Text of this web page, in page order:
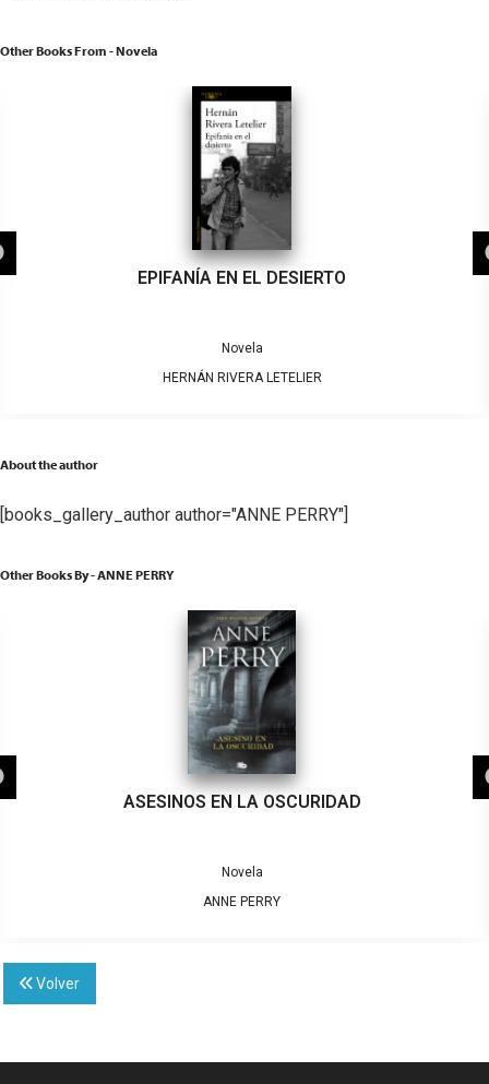
Other Books From - Novela
EPIFANÍA EN EL DESIERTO
Novela
HERNÁN RIVERA LETELIER
About the author
[books_gallery_author author="ANNE PERRY"]
Other Books By - ANNE PERRY
ASESINOS EN LA OSCURIDAD
Novela
ANNE PERRY
Volver